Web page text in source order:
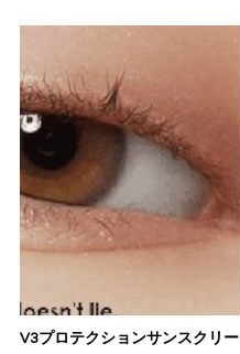
V3プロテクションサンスクリー